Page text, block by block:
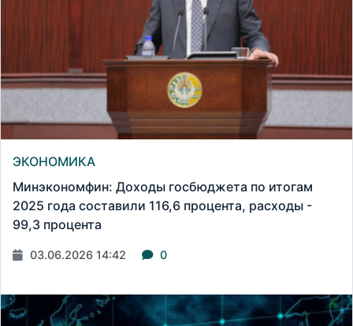
ЭКОНОМИКА
Минэкономфин: Доходы госбюджета по итогам
2025 года составили 116,6 процента, расходы -
99,3 процента
03.06.2026 14:42 0